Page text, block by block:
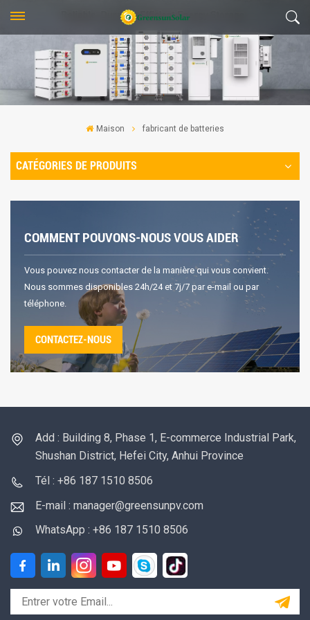
Maison fabricant de batteries
CATÉGORIES DE PRODUITS
COMMENT POUVONS-NOUS VOUS AIDER
Vous pouvez nous contacter de la manière qui vous convient.
Nous sommes disponibles 24h/24 et 7j/7 par e-mail ou par
téléphone.
CONTACTEZ-NOUS
Add : Building 8, Phase 1, E-commerce Industrial Park,
Shushan District, Hefei City, Anhui Province
Tél : +86 187 1510 8506
E-mail : manager@greensunpv.com
WhatsApp : +86 187 1510 8506